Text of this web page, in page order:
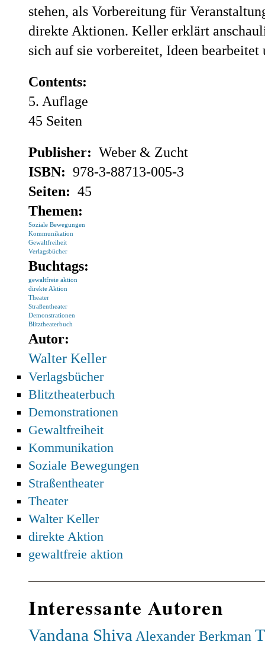
stehen, als Vorbereitung für
direkte Aktionen. Keller erklärt
sich auf sie vorbereitet, Ideen
Contents:
5. Auflage
45 Seiten
Publisher: Weber & Zucht
ISBN: 978-3-88713-005-3
Seiten: 45
Themen:
Soziale Bewegungen
Kommunikation
Gewaltfreiheit
Verlagsbücher
Buchtags:
gewaltfreie aktion
direkte Aktion
Theater
Straßentheater
Demonstrationen
Blitztheaterbuch
Autor:
Walter Keller
Verlagsbücher
Blitztheaterbuch
Demonstrationen
Gewaltfreiheit
Kommunikation
Soziale Bewegungen
Straßentheater
Theater
Walter Keller
direkte Aktion
gewaltfreie aktion
Interessante Autoren
Vandana Shiva Alexander Berkman